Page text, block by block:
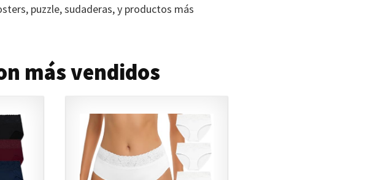
puzzle, sudaderas, y productos más
más vendidos